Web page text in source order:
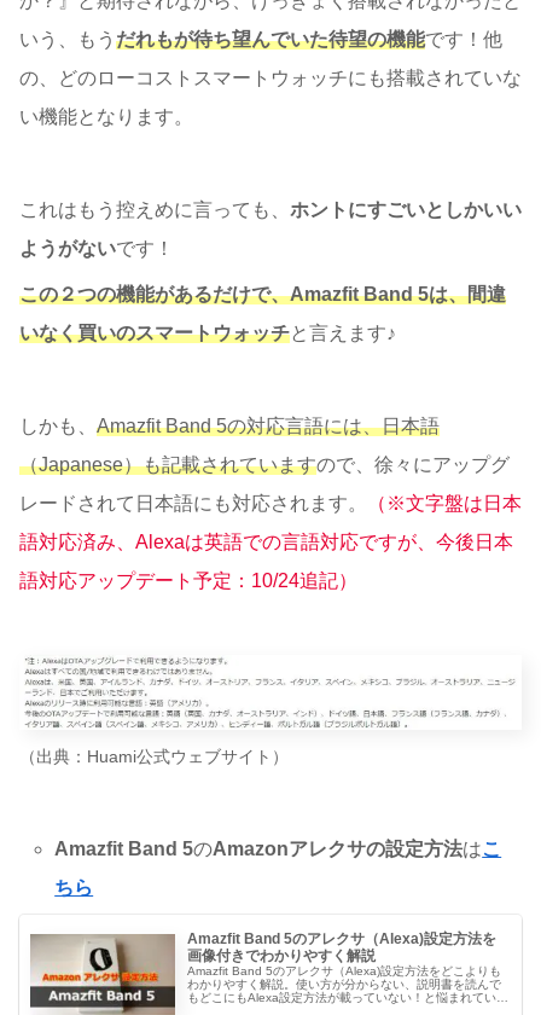
いう、もう だれもが待ち望んでいた待望の機能です！他
の、どのローコストスマートウォッチにも搭載されていな
い機能となります。
これはもう控えめに言っても、 ホントにすごいとしかいい
ようがないです！
この２つの機能があるだけで、Amazfit Band 5は、間違
いなく買いのスマートウォッチと言えます♪
しかも、 Amazfit Band 5の対応言語には、日本語
（Japanese）も記載されていますので、徐々にアップグ
レードされて日本語にも対応されます。
（※文字盤は日本
語対応済み、Alexaは英語での言語対応ですが、今後日本
語対応アップデート予定：10/24追記）
（出典：Huami公式ウェブサイト）
Amazfit Band 5のAmazonアレクサの設定方法はこ
ちら
Amazfit Band 5のアレクサ（Alexa)設定方法を
画像付きでわかりやすく解説
Amazfit Band 5のアレクサ（Alexa)設定方法をどこよりも
わかりやすく解説。使い方が分からない、説明書を読んで
もどこにもAlexa設定方法が載っていない！と悩まれていま